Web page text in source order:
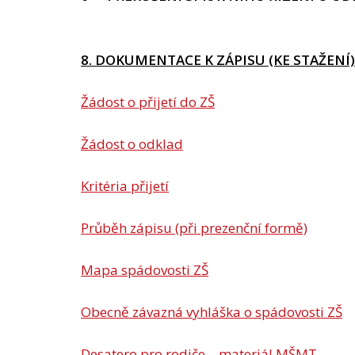
8. DOKUMENTACE K ZÁPISU (KE
Žádost o přijetí do ZŠ
Žádost o odklad
Kritéria přijetí
Průběh zápisu (při prezenční formě)
Mapa spádovosti ZŠ
Obecně závazná vyhláška o spádovosti ZŠ